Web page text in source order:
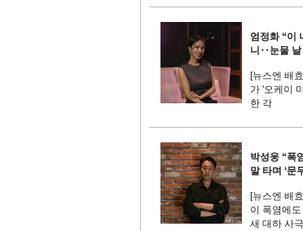
엄정화 “이
니‥눈물 날
[뉴스엔 배
가 '오케이
한 각
박성웅 “폭
말 타며 ‘문
[뉴스엔 배
이 폭염에
새 대하 사